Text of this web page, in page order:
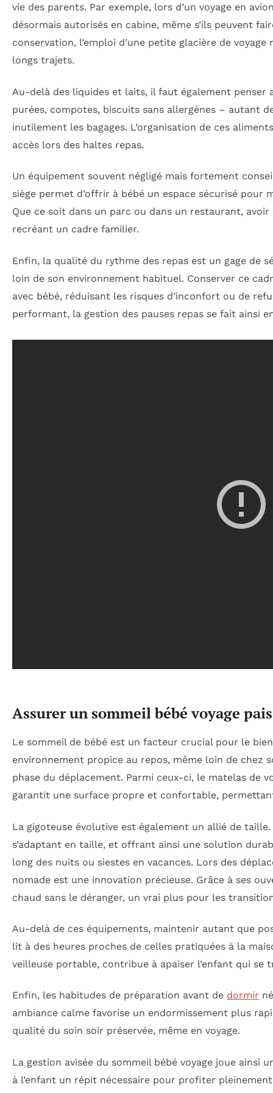
vie des parents. Par exemple, lors d’un voyage en
désormais autorisés en cabine, même s’ils peuvent
conservation, l’emploi d’une petite glacière de
longs trajets.
Au-delà des liquides et laits, il faut également penser
purées, compotes, biscuits sans allergènes – autant
inutilement les bagages. L’organisation de ces
accès lors des haltes repas.
Un équipement souvent négligé mais fortement
siège permet d’offrir à bébé un espace sécurisé pour
Que ce soit dans un parc ou dans un restaurant,
recréant un cadre familier.
Enfin, la qualité du rythme des repas est un gage de
loin de son environnement habituel. Conserver ce
avec bébé, réduisant les risques d’inconfort ou de
performant, la gestion des pauses repas se fait ainsi
Assurer un sommeil bébé voyage
Le sommeil de bébé est un facteur crucial pour le
environnement propice au repos, même loin de chez
phase du déplacement. Parmi ceux-ci, le matelas de
garantit une surface propre et confortable,
La gigoteuse évolutive est également un allié de
s’adaptant en taille, et offrant ainsi une solution
long des nuits ou siestes en vacances. Lors des
nomade est une innovation précieuse. Grâce à ses
chaud sans le déranger, un vrai plus pour les
Au-delà de ces équipements, maintenir autant que
lit à des heures proches de celles pratiquées à la
veilleuse portable, contribue à apaiser l’enfant qui
Enfin, les habitudes de préparation avant de dormir
ambiance calme favorise un endormissement plus
qualité du soin soir préservée, même en voyage.
La gestion avisée du sommeil bébé voyage joue ainsi
à l’enfant un répit nécessaire pour profiter